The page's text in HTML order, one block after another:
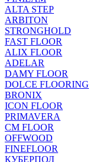
ALTA STEP
ARBITON
STRONGHOLD
FAST FLOOR
ALIX FLOOR
ADELAR
DAMY FLOOR
DOLCE FLOORING
BRONIX
ICON FLOOR
PRIMAVERA
CM FLOOR
OFFWOOD
FINEFLOOR
КУБЕРПОЛ